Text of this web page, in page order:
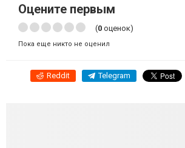
Оцените первым
(0 оценок)
Пока еще никто не оценил
Reddit Telegram